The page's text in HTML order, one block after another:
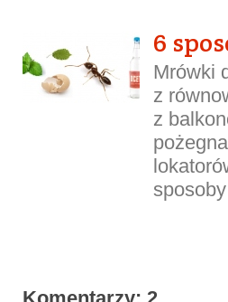
6
Mrówki
z
z